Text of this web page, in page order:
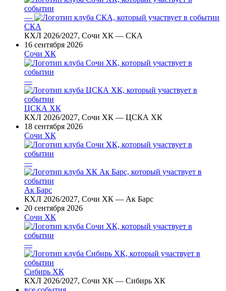
—
СКА
КХЛ 2026/2027, Сочи ХК — СКА
16 сентября 2026
Сочи ХК
—
ЦСКА ХК
КХЛ 2026/2027, Сочи ХК — ЦСКА ХК
18 сентября 2026
Сочи ХК
—
Ак Барс
КХЛ 2026/2027, Сочи ХК — Ак Барс
20 сентября 2026
Сочи ХК
—
Сибирь ХК
КХЛ 2026/2027, Сочи ХК — Сибирь ХК